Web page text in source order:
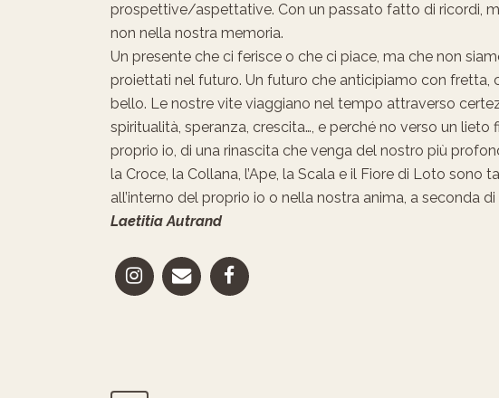
prospettive/aspettative. Con un passato fatto di ricordi,
non nella nostra memoria.
Un presente che ci ferisce o che ci piace, ma che non
proiettati nel futuro. Un futuro che anticipiamo con fretta,
bello. Le nostre vite viaggiano nel tempo attraverso
spiritualità, speranza, crescita…, e perché no verso un
proprio io, di una rinascita che venga del nostro più
la Croce, la Collana, l’Ape, la Scala e il Fiore di Loto
all’interno del proprio io o nella nostra anima, a seconda
Laetitia Autrand